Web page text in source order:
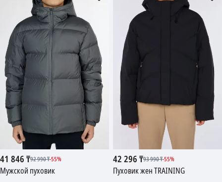
41 846₸92 990₸-55%
Мужской пуховик
42 296₸93 990₸-55%
Пуховик жен TRAINING